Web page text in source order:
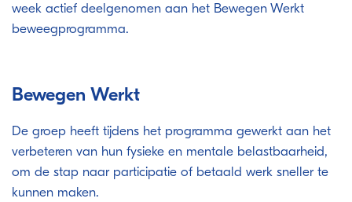
week actief deelgenomen aan het Bewegen Werkt
beweegprogramma.
Bewegen Werkt
De groep heeft tijdens het programma gewerkt aan het
verbeteren van hun fysieke en mentale belastbaarheid,
om de stap naar participatie of betaald werk sneller te
kunnen maken.